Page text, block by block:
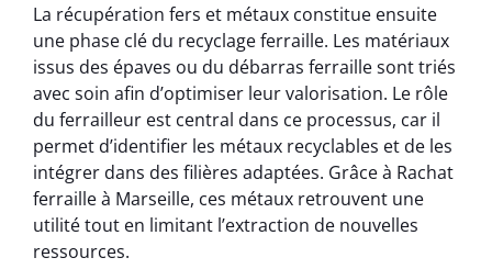
La récupération fers et métaux constitue ensuite
une phase clé du recyclage ferraille. Les matériaux
issus des épaves ou du débarras ferraille sont triés
avec soin afin d’optimiser leur valorisation. Le rôle
du ferrailleur est central dans ce processus, car il
permet d’identifier les métaux recyclables et de les
intégrer dans des filières adaptées. Grâce à Rachat
ferraille à Marseille, ces métaux retrouvent une
utilité tout en limitant l’extraction de nouvelles
ressources.